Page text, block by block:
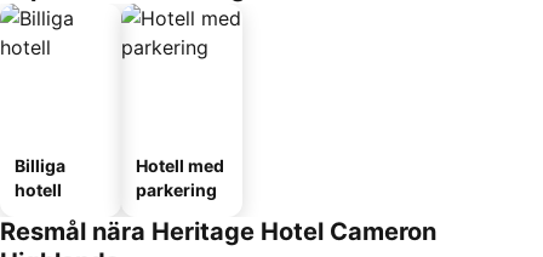
Billiga
hotell
Hotell med
parkering
Resmål nära Heritage Hotel Cameron